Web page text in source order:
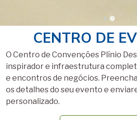
CENTRO DE
O Centro de Convenções Plínio
inspirador e infraestrutura
e encontros de negócios.
os detalhes do seu evento e
personalizado.